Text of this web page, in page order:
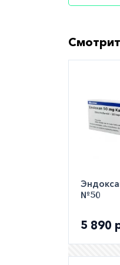
Как
Вы
№50
5 890